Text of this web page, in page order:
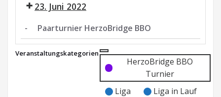
23. Juni 2022
- Paarturnier HerzoBridge BBO
Paarturnier
HerzoBridge
Veranstaltungskategorien Kategorie
ohne
Titel
Kategorie
Titel
HerzoBridge BBO
Turnier
Liga
Liga in Lauf